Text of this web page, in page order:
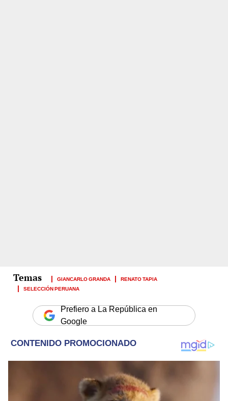
GIANCARLO GRANDA
RENATO TAPIA
SELECCIÓN PERUANA
Prefiero a La República en
Google